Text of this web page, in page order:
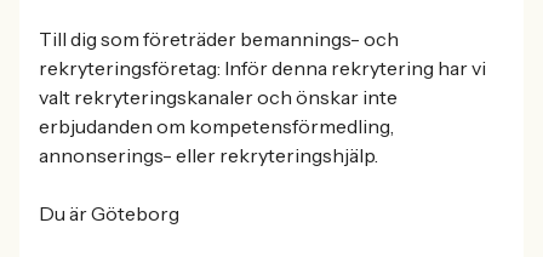
Till dig som företräder bemannings- och
rekryteringsföretag: Inför denna rekrytering har vi
valt rekryteringskanaler och önskar inte
erbjudanden om kompetensförmedling,
annonserings- eller rekryteringshjälp.
Du är Göteborg